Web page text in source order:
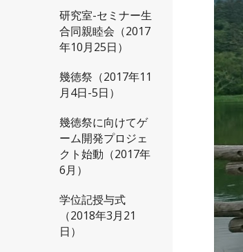
研究室-セミナー生
合同親睦会（2017
年10月25日）
幾徳祭（2017年11
月4日-5日）
幾徳祭に向けてゲ
ーム開発プロジェ
クト始動（2017年
6月）
学位記授与式
（2018年3月21
日）